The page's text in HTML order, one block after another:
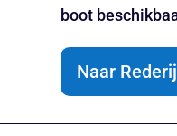
boot
Naar